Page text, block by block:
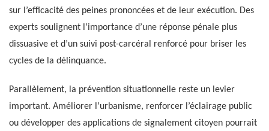
sur l’efficacité des peines prononcées et de leur exécution. Des
experts soulignent l’importance d’une réponse pénale plus
dissuasive et d’un suivi post-carcéral renforcé pour briser les
cycles de la délinquance.
Parallèlement, la prévention situationnelle reste un levier
important. Améliorer l’urbanisme, renforcer l’éclairage public
ou développer des applications de signalement citoyen pourrait